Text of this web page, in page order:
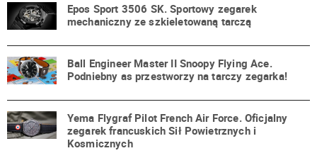
Epos Sport 3506 SK. Sportowy zegarek
mechaniczny ze szkieletowaną tarczą
Ball Engineer Master II Snoopy Flying Ace.
Podniebny as przestworzy na tarczy zegarka!
Yema Flygraf Pilot French Air Force. Oficjalny
zegarek francuskich Sił Powietrznych i
Kosmicznych